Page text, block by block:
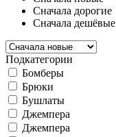
Сначала дорогие
Сначала дешёвые
Подкатегории
Бомберы
Брюки
Бушлаты
Джемпера
Джемпера